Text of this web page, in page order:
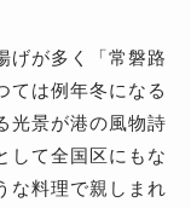
げが多く「常磐路
ては例年冬になる
光景が港の風物詩
して全国区にもな
な料理で親しまれ